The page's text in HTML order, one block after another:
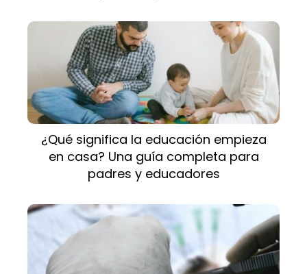
¿Qué significa la educación empieza
en casa? Una guía completa para
padres y educadores